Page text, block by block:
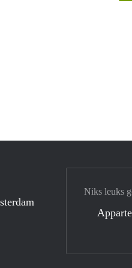
Niks leuks